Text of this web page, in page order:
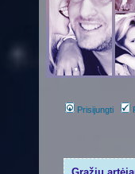
Prisijungti